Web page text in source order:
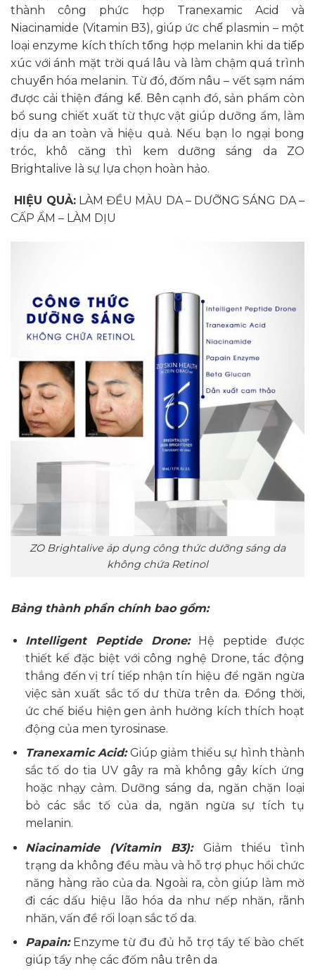
thành công phức hợp Tranexamic Acid và
Niacinamide (Vitamin B3), giúp ức chế plasmin – một
loại enzyme kích thích tổng hợp melanin khi da tiếp
xúc với ánh mặt trời quá lâu và làm chậm quá trình
chuyển hóa melanin. Từ đó, đốm nâu – vết sạm nám
được cải thiện đáng kể. Bên cạnh đó, sản phẩm còn
bổ sung chiết xuất từ thực vật giúp dưỡng ẩm, làm
dịu da an toàn và hiệu quả. Nếu bạn lo ngại bong
tróc, khô căng thì kem dưỡng sáng da ZO
Brightalive là sự lựa chọn hoàn hảo.
HIỆU QUẢ:LÀM ĐỀU MÀU DA – DƯỠNG SÁNG DA –
CẤP ẨM – LÀM DỊU
ZO Brightalive áp dụng công thức dưỡng sáng da
không chứa Retinol
Bảng thành phần chính bao gồm:
Intelligent Peptide Drone:Hệ peptide được
thiết kế đặc biệt với công nghệ Drone, tác động
thẳng đến vị trí tiếp nhận tín hiệu để ngăn ngừa
việc sản xuất sắc tố dư thừa trên da. Đồng thời,
ức chế biểu hiện gen ảnh hưởng kích thích hoạt
động của men tyrosinase.
Tranexamic Acid:Giúp giảm thiểu sự hình thành
sắc tố do tia UV gây ra mà không gây kích ứng
hoặc nhạy cảm. Dưỡng sáng da, ngăn chặn loại
bỏ các sắc tố của da, ngăn ngừa sự tích tụ
melanin.
Niacinamide (Vitamin B3): Giảm thiểu tình
trạng da không đều màu và hỗ trợ phục hồi chức
năng hàng rào của da. Ngoài ra, còn giúp làm mờ
đi các dấu hiệu lão hóa da như nếp nhăn, rãnh
nhăn, vấn đề rối loạn sắc tố da.
Papain:Enzyme từ đu đủ hỗ trợ tẩy tế bào chết
giúp tẩy nhẹ các đốm nâu trên da